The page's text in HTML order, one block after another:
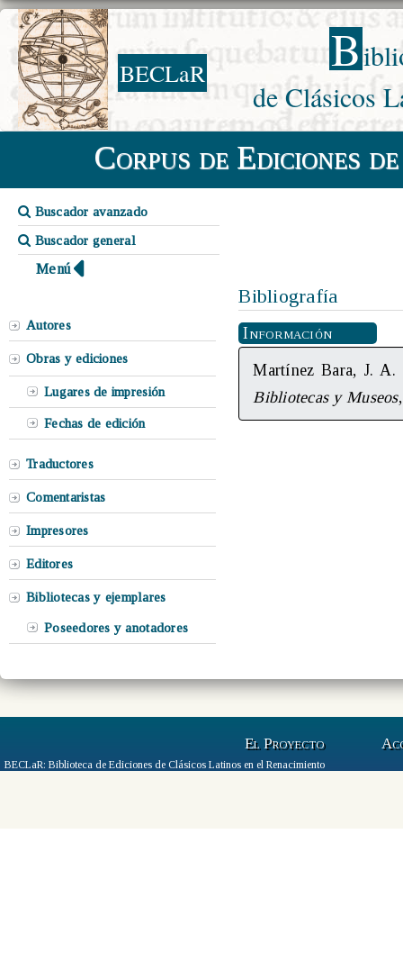
BECLaR B
de Clásicos
Corpus de Ediciones
Buscador avanzado
Buscador general
Menú
Autores
Obras y ediciones
Lugares de impresión
Fechas de edición
Traductores
Comentaristas
Impresores
Editores
Bibliotecas y ejemplares
Poseedores y anotadores
Bibliografía
Información
Martínez Bara, J.
Bibliotecas y Museos
El Proyecto
BECLaR: Biblioteca de Ediciones de Clásicos Latinos en el Renacimiento